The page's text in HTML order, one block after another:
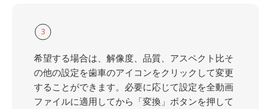
3
希望する場合は、解像度、品質、アスペクト比そ
の他の設定を歯車のアイコンをクリックして変更
することができます。必要に応じて設定を全動画
ファイルに適用してから「変換」ボタンを押して